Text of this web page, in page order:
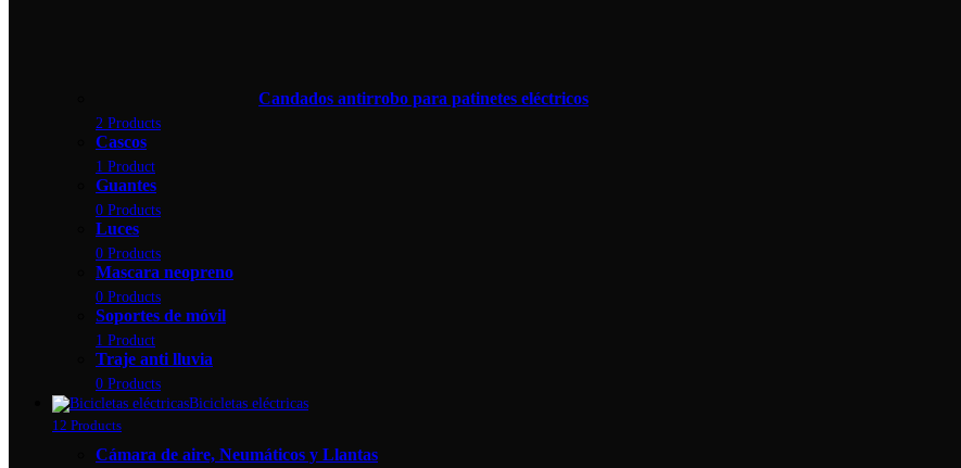
Candados antirrobo para patinetes eléctricos
2 Products
Cascos
1 Product
Guantes
0 Products
Luces
0 Products
Mascara neopreno
0 Products
Soportes de móvil
1 Product
Traje anti lluvia
0 Products
Bicicletas eléctricas
12 Products
Cámara de aire, Neumáticos y Llantas